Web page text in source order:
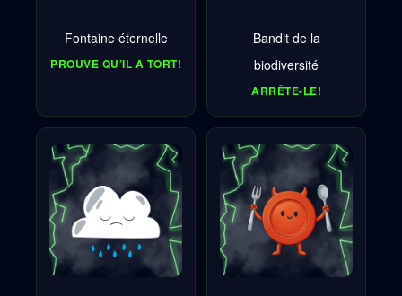
Fontaine éternelle
PROUVE QU’IL A TORT!
Bandit de la
biodiversité
ARRÊTE-LE!